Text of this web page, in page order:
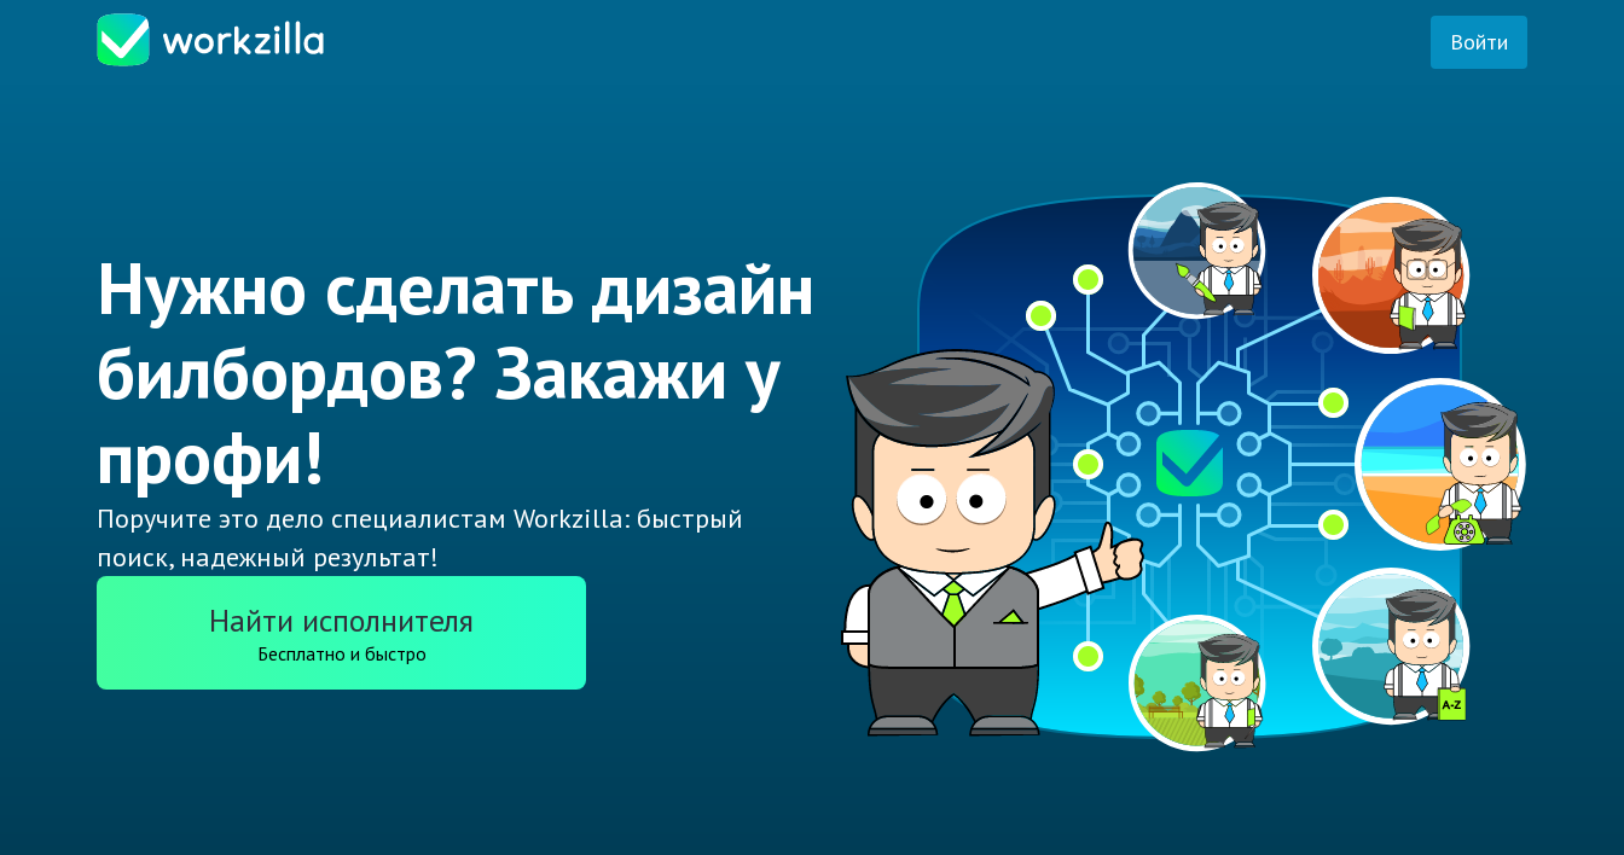
Войти
Нужно сделать дизайн
билбордов? Закажи у
профи!
Поручите это дело специалистам Workzilla: быстрый
поиск, надежный результат!
Найти исполнителя
Бесплатно и быстро